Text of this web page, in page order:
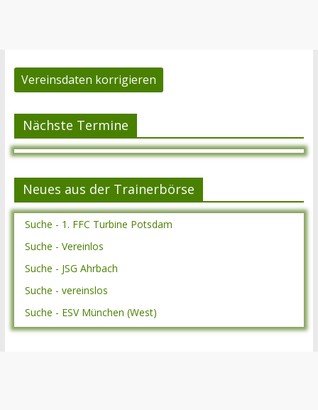
Vereinsdaten korrigieren
Nächste Termine
Neues aus der Trainerbörse
Suche - 1. FFC Turbine Potsdam
Suche - Vereinlos
Suche - JSG Ahrbach
Suche - vereinslos
Suche - ESV München (West)